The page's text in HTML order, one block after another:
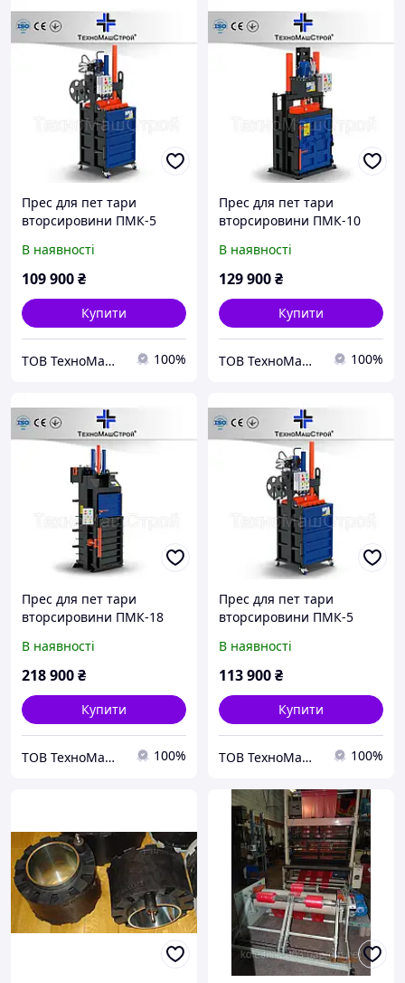
Прес для пет тари
вторсировини ПМК-5
В наявності
109 900₴
Купити
ТОВ ТехноМашСтрой 100%
Прес для пет тари
вторсировини ПМК-10
В наявності
129 900₴
Купити
ТОВ ТехноМашСтрой 100%
Прес для пет тари
вторсировини ПМК-18
В наявності
218 900₴
Купити
ТОВ ТехноМашСтрой 100%
Прес для пет тари
вторсировини ПМК-5
В наявності
113 900₴
Купити
ТОВ ТехноМашСтрой 100%